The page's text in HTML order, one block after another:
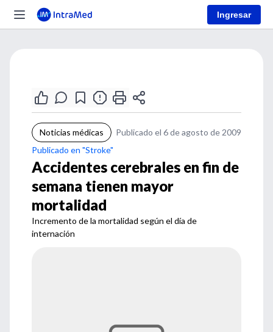
Ingresar
Noticias médicas
Publicado el 6 de agosto de 2009
Publicado en "Stroke"
Accidentes cerebrales en fin de
semana tienen mayor
mortalidad
Incremento de la mortalidad según el día de
internación